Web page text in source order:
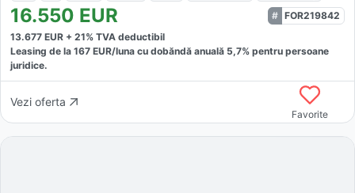
16.550 EUR
FOR219842
13.677 EUR + 21% TVA deductibil
Leasing de la 167 EUR/luna cu dobăndă anuală 5,7% pentru persoane
juridice.
Vezi oferta
Favorite